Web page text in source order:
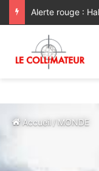
Alerte rouge :
Accueil/MONDE